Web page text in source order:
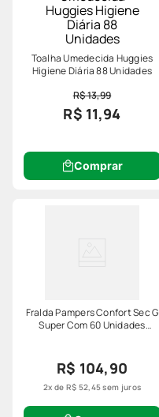
Toalha Umedecida Huggies
Higiene Diária 88 Unidades
R$ 13,99
R$ 11,94
Comprar
Fralda Pampers Confort Sec G
Super Com 60 Unidades
R$ 104,90
2x de R$ 52,45sem juros